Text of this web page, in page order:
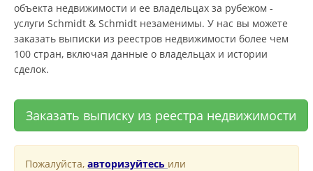
объекта недвижимости и ее владельцах за рубежом -
услуги Schmidt & Schmidt незаменимы. У нас вы можете
заказать выписки из реестров недвижимости более чем
100 стран, включая данные о владельцах и истории
сделок.
Заказать выписку из реестра недвижимости
Пожалуйста, авторизуйтесь или